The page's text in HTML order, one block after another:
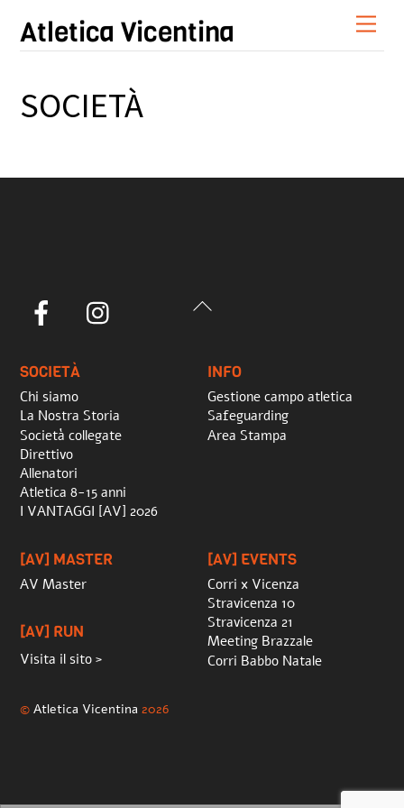
content
Atletica Vicentina
SOCIETÀ
Back
Facebook
SOCIETÀ
Chi siamo
La Nostra Storia
Società collegate
Direttivo
Allenatori
Atletica 8-15 anni
I VANTAGGI [AV] 2026
INFO
Gestione campo atletica
Safeguarding
Area Stampa
[AV] MASTER
AV Master
[AV] RUN
Visita il sito >
[AV] EVENTS
Corri x Vicenza
Stravicenza 10
Stravicenza 21
Meeting Brazzale
Corri Babbo Natale
©Atletica Vicentina 2026